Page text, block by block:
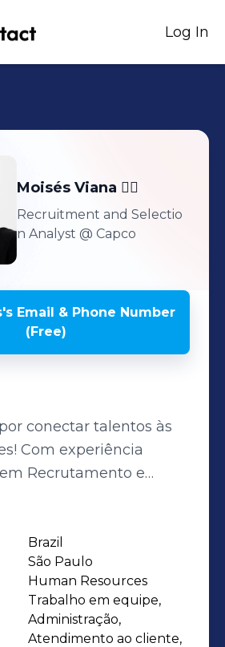
Log In
Moisés Viana 🏳️‍🌈
Recruitment and Selectio
n Analyst @ Capco
's Email & Phone Number
(Free)
conectar talentos às
Com experiência
Recrutamento e
me a encontrar os
Atuo em todo o
desde a
e triagem de
a condução de
final. Minhas
Brazil
São Paulo
Human Resources
Trabalho em equipe,
Administração,
Atendimento ao cliente,